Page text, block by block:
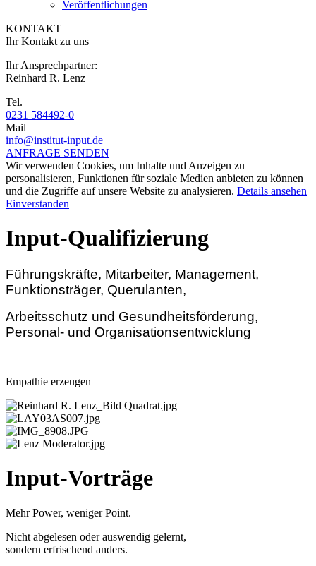
Veröffentlichungen
KONTAKT
Ihr Kontakt zu uns
Ihr Ansprechpartner:
Reinhard R. Lenz
Tel.
0231 584492-0
Mail
info@institut-input.de
ANFRAGE SENDEN
Wir verwenden Cookies, um Inhalte und Anzeigen zu
personalisieren, Funktionen für soziale Medien anbieten zu können
und die Zugriffe auf unsere Website zu analysieren. Details ansehen
Einverstanden
Input-Qualifizierung
Führungskräfte, Mitarbeiter, Management,
Funktionsträger, Querulanten,
Arbeitsschutz und Gesundheitsförderung,
Personal- und Organisationsentwicklung
Empathie erzeugen
Input-Vorträge
Mehr Power, weniger Point.
Nicht abgelesen oder auswendig gelernt,
sondern erfrischend anders.